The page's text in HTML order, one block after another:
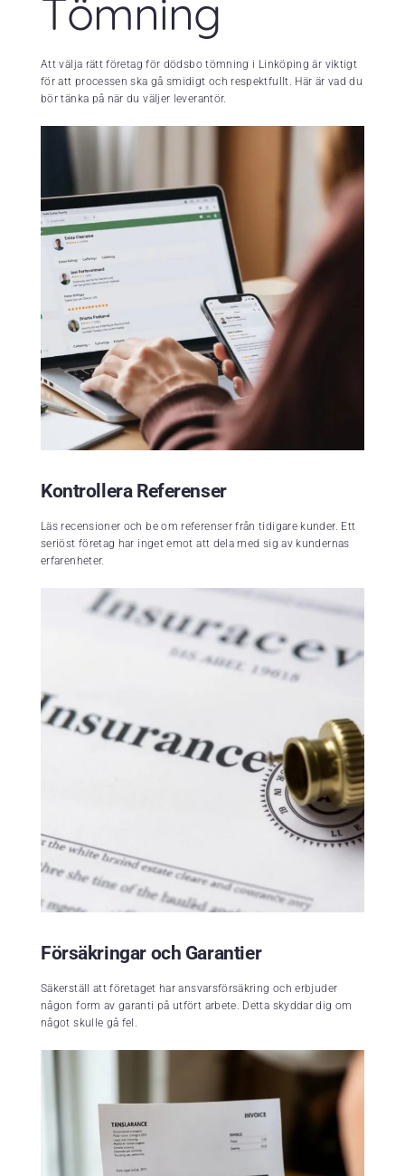
Tömning
Att välja rätt företag för dödsbo tömning i Linköping är viktigt
för att processen ska gå smidigt och respektfullt. Här är vad du
bör tänka på när du väljer leverantör.
Kontrollera Referenser
Läs recensioner och be om referenser från tidigare kunder. Ett
seriöst företag har inget emot att dela med sig av kundernas
erfarenheter.
Försäkringar och Garantier
Säkerställ att företaget har ansvarsförsäkring och erbjuder
någon form av garanti på utfört arbete. Detta skyddar dig om
något skulle gå fel.